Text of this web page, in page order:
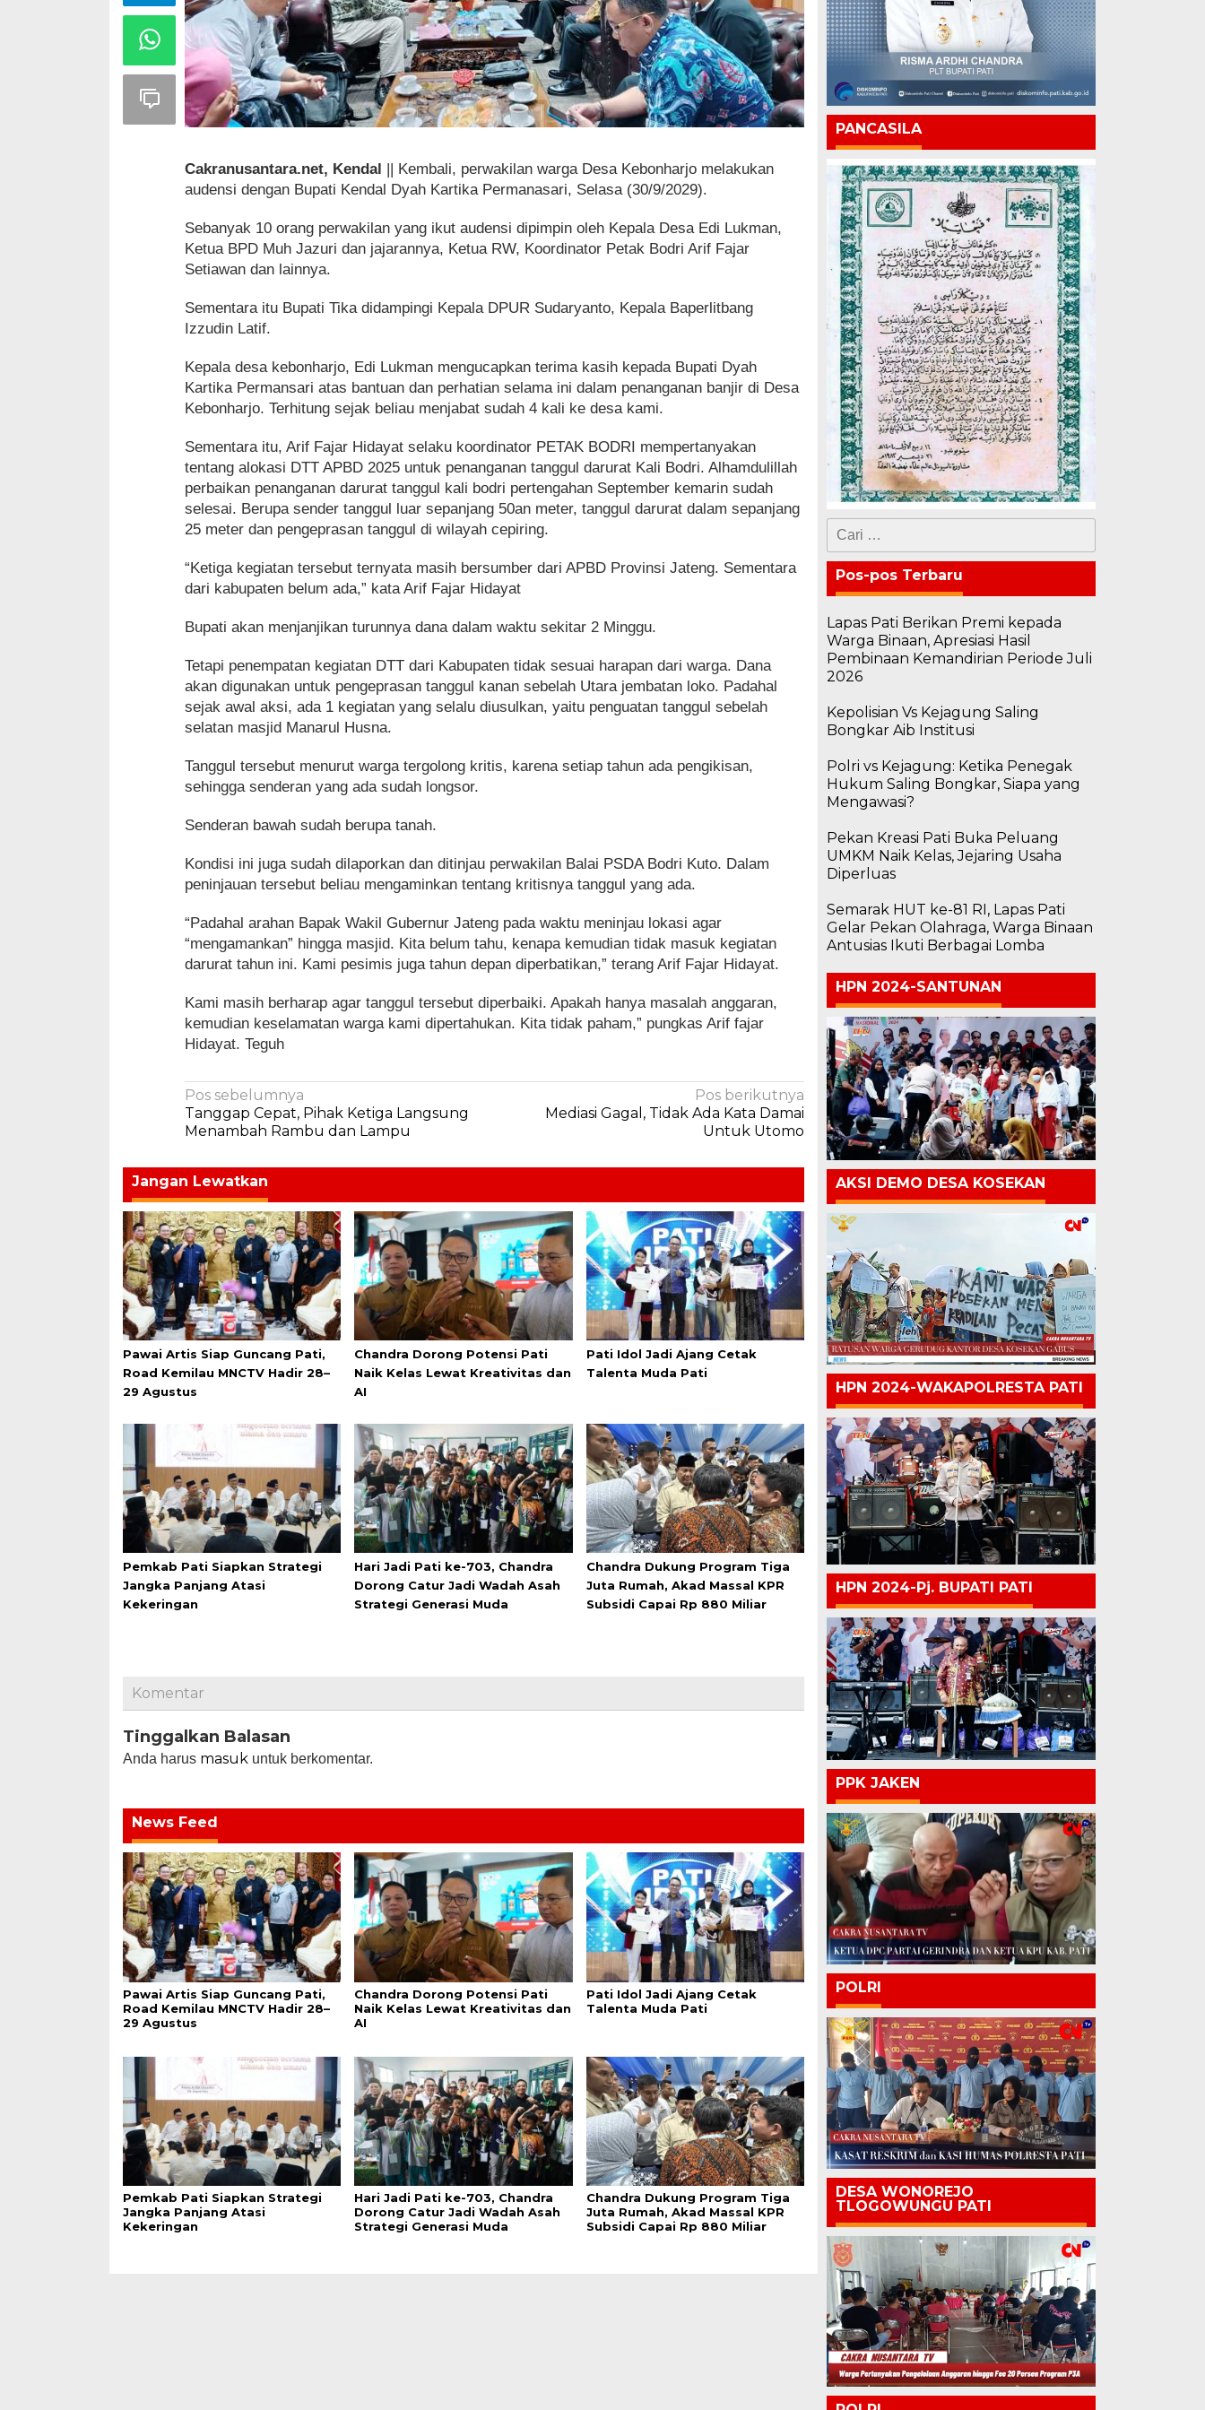
Cakranusantara.net, Kendal || Kembali, perwakilan warga Desa Kebonharjo melakukan
audensi dengan Bupati Kendal Dyah Kartika Permanasari, Selasa (30/9/2029).
Sebanyak 10 orang perwakilan yang ikut audensi dipimpin oleh Kepala Desa Edi Lukman,
Ketua BPD Muh Jazuri dan jajarannya, Ketua RW, Koordinator Petak Bodri Arif Fajar
Setiawan dan lainnya.
Sementara itu Bupati Tika didampingi Kepala DPUR Sudaryanto, Kepala Baperlitbang
Izzudin Latif.
Kepala desa kebonharjo, Edi Lukman mengucapkan terima kasih kepada Bupati Dyah
Kartika Permansari atas bantuan dan perhatian selama ini dalam penanganan banjir di Desa
Kebonharjo. Terhitung sejak beliau menjabat sudah 4 kali ke desa kami.
Sementara itu, Arif Fajar Hidayat selaku koordinator PETAK BODRI mempertanyakan
tentang alokasi DTT APBD 2025 untuk penanganan tanggul darurat Kali Bodri. Alhamdulillah
perbaikan penanganan darurat tanggul kali bodri pertengahan September kemarin sudah
selesai. Berupa sender tanggul luar sepanjang 50an meter, tanggul darurat dalam sepanjang
25 meter dan pengeprasan tanggul di wilayah cepiring.
“Ketiga kegiatan tersebut ternyata masih bersumber dari APBD Provinsi Jateng. Sementara
dari kabupaten belum ada,” kata Arif Fajar Hidayat
Bupati akan menjanjikan turunnya dana dalam waktu sekitar 2 Minggu.
Tetapi penempatan kegiatan DTT dari Kabupaten tidak sesuai harapan dari warga. Dana
akan digunakan untuk pengeprasan tanggul kanan sebelah Utara jembatan loko. Padahal
sejak awal aksi, ada 1 kegiatan yang selalu diusulkan, yaitu penguatan tanggul sebelah
selatan masjid Manarul Husna.
Tanggul tersebut menurut warga tergolong kritis, karena setiap tahun ada pengikisan,
sehingga senderan yang ada sudah longsor.
Senderan bawah sudah berupa tanah.
Kondisi ini juga sudah dilaporkan dan ditinjau perwakilan Balai PSDA Bodri Kuto. Dalam
peninjauan tersebut beliau mengaminkan tentang kritisnya tanggul yang ada.
“Padahal arahan Bapak Wakil Gubernur Jateng pada waktu meninjau lokasi agar
“mengamankan” hingga masjid. Kita belum tahu, kenapa kemudian tidak masuk kegiatan
darurat tahun ini. Kami pesimis juga tahun depan diperbatikan,” terang Arif Fajar Hidayat.
Kami masih berharap agar tanggul tersebut diperbaiki. Apakah hanya masalah anggaran,
kemudian keselamatan warga kami dipertahukan. Kita tidak paham,” pungkas Arif fajar
Hidayat. Teguh
Navigasi
pos
Pos sebelumnya
Tanggap Cepat, Pihak Ketiga Langsung
Menambah Rambu dan Lampu
Pos berikutnya
Mediasi Gagal, Tidak Ada Kata Damai
Untuk Utomo
Jangan Lewatkan
Pawai Artis Siap Guncang Pati,
Road Kemilau MNCTV Hadir 28–
29 Agustus
Chandra Dorong Potensi Pati
Naik Kelas Lewat Kreativitas dan
AI
Pati Idol Jadi Ajang Cetak
Talenta Muda Pati
Pemkab Pati Siapkan Strategi
Jangka Panjang Atasi
Kekeringan
Hari Jadi Pati ke-703, Chandra
Dorong Catur Jadi Wadah Asah
Strategi Generasi Muda
Chandra Dukung Program Tiga
Juta Rumah, Akad Massal KPR
Subsidi Capai Rp 880 Miliar
Komentar
Tinggalkan Balasan
Anda harus masuk untuk berkomentar.
News Feed
Pawai Artis Siap Guncang Pati,
Road Kemilau MNCTV Hadir 28–
29 Agustus
Chandra Dorong Potensi Pati
Naik Kelas Lewat Kreativitas dan
AI
Pati Idol Jadi Ajang Cetak
Talenta Muda Pati
Pemkab Pati Siapkan Strategi
Jangka Panjang Atasi
Kekeringan
Hari Jadi Pati ke-703, Chandra
Dorong Catur Jadi Wadah Asah
Strategi Generasi Muda
Chandra Dukung Program Tiga
Juta Rumah, Akad Massal KPR
Subsidi Capai Rp 880 Miliar
PANCASILA
Cari
untuk:
Pos-pos Terbaru
Lapas Pati Berikan Premi kepada
Warga Binaan, Apresiasi Hasil
Pembinaan Kemandirian Periode Juli
2026
Kepolisian Vs Kejagung Saling
Bongkar Aib Institusi
Polri vs Kejagung: Ketika Penegak
Hukum Saling Bongkar, Siapa yang
Mengawasi?
Pekan Kreasi Pati Buka Peluang
UMKM Naik Kelas, Jejaring Usaha
Diperluas
Semarak HUT ke-81 RI, Lapas Pati
Gelar Pekan Olahraga, Warga Binaan
Antusias Ikuti Berbagai Lomba
HPN 2024-SANTUNAN
AKSI DEMO DESA KOSEKAN
HPN 2024-WAKAPOLRESTA PATI
HPN 2024-Pj. BUPATI PATI
PPK JAKEN
POLRI
DESA WONOREJO
TLOGOWUNGU PATI